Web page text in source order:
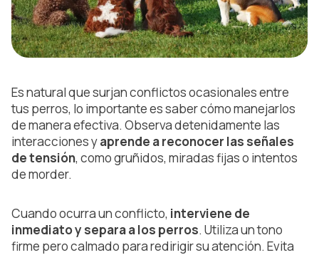
Es natural que surjan conflictos ocasionales entre
tus perros, lo importante es saber cómo manejarlos
de manera efectiva. Observa detenidamente las
interacciones yaprende a reconocer las señales
de tensión, como gruñidos, miradas fijas o intentos
de morder.
Cuando ocurra un conflicto, interviene de
inmediato y separa a los perros. Utiliza un tono
firme pero calmado para redirigir su atención. Evita